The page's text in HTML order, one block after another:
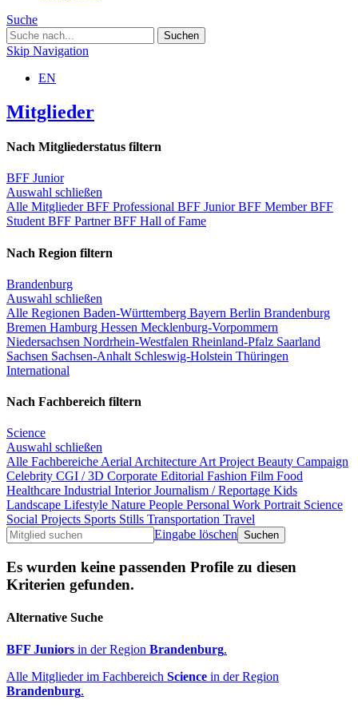
Suche
Skip Navigation
EN
Mitglieder
Nach Mitgliederstatus filtern
BFF Junior
Auswahl schließen
Alle MitgliederBFF Professional BFF JuniorBFF MemberBFF
Student BFF PartnerBFF Hall of Fame
Nach Region filtern
Brandenburg
Auswahl schließen
Alle Regionen Baden-Württemberg Bayern Berlin Brandenburg
Bremen Hamburg Hessen Mecklenburg-Vorpommern
Niedersachsen Nordrhein-Westfalen Rheinland-Pfalz Saarland
Sachsen Sachsen-Anhalt Schleswig-Holstein Thüringen
International
Nach Fachbereich filtern
Science
Auswahl schließen
Alle Fachbereiche Aerial Architecture Art Project Beauty Campaign
Celebrity CGI / 3D Corporate Editorial Fashion Film Food
Healthcare Industrial InteriorJournalism / Reportage Kids
Landscape Lifestyle Nature People Personal Work Portrait Science
Social Projects Sports Stills Transportation Travel
Eingabe löschen
Es wurden keine passenden Profile zu diesen
Kriterien gefunden.
Alternative Suche
BFF Juniors in der Region Brandenburg.
Alle Mitglieder im Fachbereich Science in der Region
Brandenburg.